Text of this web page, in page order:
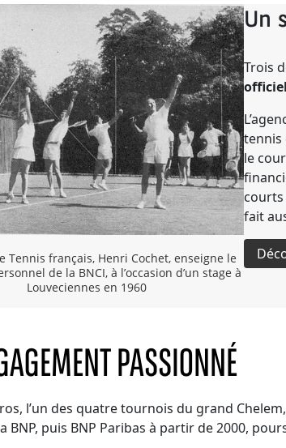
Tennis français, Henri Cochet, enseigne le
de la BNCI, à l’occasion d’un stage à
Louveciennes en 1960
Un
Trois
tennis
le
courts
fait
PASSIONNÉ
l’un des quatre tournois du grand
BNP, puis BNP Paribas à partir de 2000,